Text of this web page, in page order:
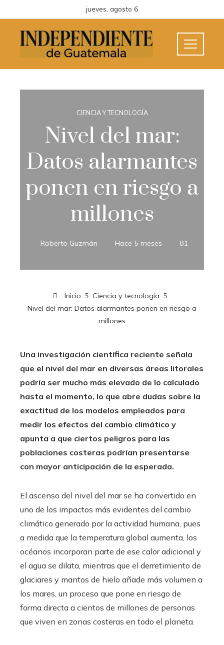
jueves, agosto 6
CIENCIA Y TECNOLOGÍA
Nivel del mar:
Datos alarmantes
ponen en riesgo a
millones
Roberto Guzmán Hace 5 meses 81
Inicio
Ciencia y tecnología
Nivel del mar: Datos alarmantes ponen en riesgo a
millones
Una investigación científica reciente señala
que el nivel del mar en diversas áreas litorales
podría ser mucho más elevado de lo calculado
hasta el momento, lo que abre dudas sobre la
exactitud de los modelos empleados para
medir los efectos del cambio climático y
apunta a que ciertos peligros para las
poblaciones costeras podrían presentarse
con mayor anticipación de la esperada.
El ascenso del nivel del mar se ha convertido en
uno de los impactos más evidentes del cambio
climático generado por la actividad humana, pues
a medida que la temperatura global aumenta, los
océanos incorporan parte de ese calor adicional y
el agua se dilata, mientras que el derretimiento de
glaciares y mantos de hielo añade más volumen a
los mares, un proceso que pone en riesgo de
forma directa a cientos de millones de personas
que viven en zonas costeras en todo el planeta.